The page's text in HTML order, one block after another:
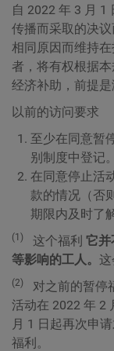
自 2022 年 3 月 1
传播而采取的决
相同原因而维持
者，将有权根据
经济补助，前提是
以前的访问要求
至少在同意暂
别制度中登记。
在同意停止活
款的情况（否
期限内及时了
(1) 这个福利 它并
等影响的工人。 这
(2) 对之前的暂停
活动在 2022 年 2
月 1 日起再次申
福利。